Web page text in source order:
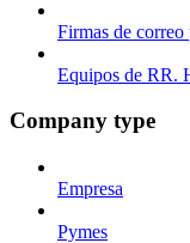
Firmas de correo
Equipos de RR.
Company type
Empresa
Pymes